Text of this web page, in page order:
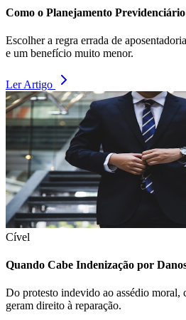
Como o Planejamento
Escolher a regra errada de
e um benefício muito menor.
Ler Artigo
Cível
Quando Cabe Indenização por
Do protesto indevido ao assédio moral,
geram direito à reparação.